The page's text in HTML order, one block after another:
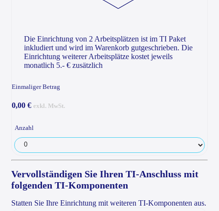
Die Einrichtung von 2 Arbeitsplätzen ist im TI Paket
inkludiert und wird im Warenkorb gutgeschrieben. Die
Einrichtung weiterer Arbeitsplätze kostet jeweils
monatlich 5.- € zusätzlich
Einmaliger Betrag
0,00 € exkl. MwSt.
Anzahl
Vervollständigen Sie Ihren TI-Anschluss mit
folgenden TI-Komponenten
Statten Sie Ihre Einrichtung mit weiteren TI-Komponenten aus.